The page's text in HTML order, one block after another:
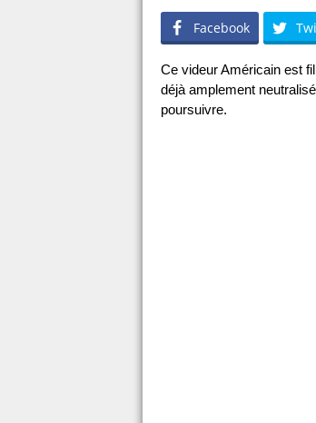
Facebook
Ce videur Américain est
déjà amplement
poursuivre.